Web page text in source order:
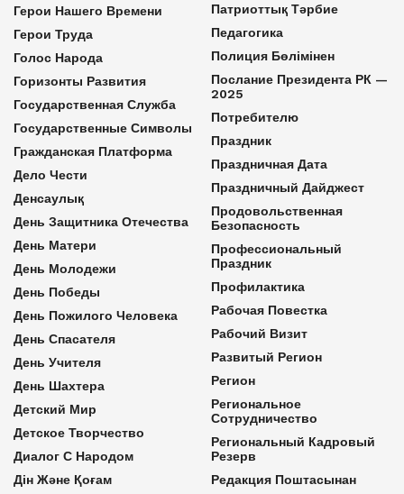
Герои Нашего Времени
Герои Труда
Голос Народа
Горизонты Развития
Государственная Служба
Государственные Символы
Гражданская Платформа
Дело Чести
Денсаулық
День Защитника Отечества
День Матери
День Молодежи
День Победы
День Пожилого Человека
День Спасателя
День Учителя
День Шахтера
Детский Мир
Детское Творчество
Диалог С Народом
Дін Және Қоғам
Патриоттық Тәрбие
Педагогика
Полиция Бөлімінен
Послание Президента РК —
2025
Потребителю
Праздник
Праздничная Дата
Праздничный Дайджест
Продовольственная
Безопасность
Профессиональный
Праздник
Профилактика
Рабочая Повестка
Рабочий Визит
Развитый Регион
Регион
Региональное
Сотрудничество
Региональный Кадровый
Резерв
Редакция Поштасынан